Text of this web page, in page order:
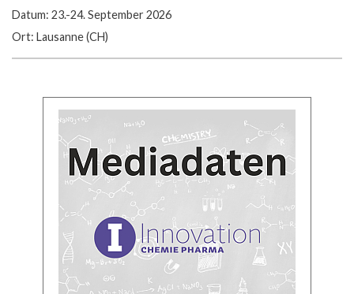
Datum: 23.-24. September 2026
Ort: Lausanne (CH)